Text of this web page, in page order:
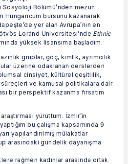
Bölümü’nden mezun
Hungaricum bursunu kazanarak
yer alan Avrupa’nın en
Loránd Üniversitesi’nde Ethnic
yüksek lisansıma başladım.
gruplar, göç, kimlik, ayrımcılık
üzerine odaklanan derslerden
cinsiyet, kültürel çeşitlilik,
ve kamusal politikalara dair
bir perspektif kazanma fırsatım
yürüttüm. İzmir’in
bu çalışma kapsamında 9
yapılandırılmış mülakatlar
arasındaki gündelik dayanışma
rağmen kadınlar arasında ortak